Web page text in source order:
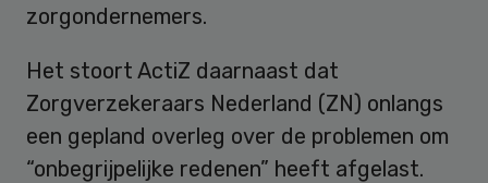
zorgondernemers.
Het stoort ActiZ daarnaast dat
Zorgverzekeraars Nederland (ZN) onlangs
een gepland overleg over de problemen om
“onbegrijpelijke redenen” heeft afgelast.